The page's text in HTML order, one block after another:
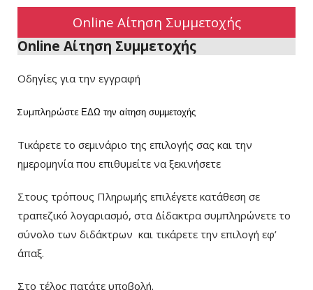
Online Αίτηση Συμμετοχής
Online Αίτηση Συμμετοχής
Οδηγίες για την εγγραφή
Συμπληρώστε ΕΔΩ την αίτηση συμμετοχής
Τικάρετε το σεμινάριο της επιλογής σας και την
ημερομηνία που επιθυμείτε να ξεκινήσετε
Στους τρόπους Πληρωμής επιλέγετε κατάθεση σε
τραπεζικό λογαριασμό, στα Δίδακτρα συμπληρώνετε το
σύνολο των διδάκτρων και τικάρετε την επιλογή εφ’
άπαξ.
Στο τέλος πατάτε υποβολή.